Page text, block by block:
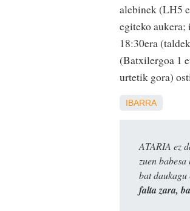
alebinek (LH5
egiteko aukera;
18:30era
(Batxilergoa 1
urtetik gora)
IBARRA
ATARIA ez
zuen
bat daukagu
falta zara,